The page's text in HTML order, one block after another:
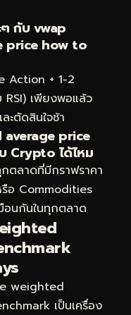
กับ vwap
price how to
Action + 1-2
เพียงพอแล้ว
ะตัดสินใจช้า
price
Crypto ได้ไหม
ตลาดที่มีกราฟราคา
รือ Commodities
อนกันในทุกตลาด
weighted
เป็นเครื่อง